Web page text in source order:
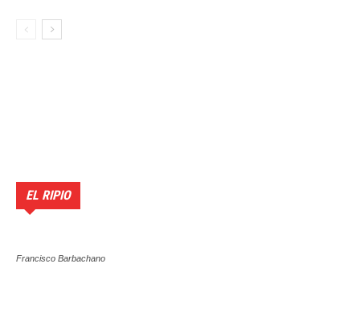
EL RIPIO
Francisco Barbachano